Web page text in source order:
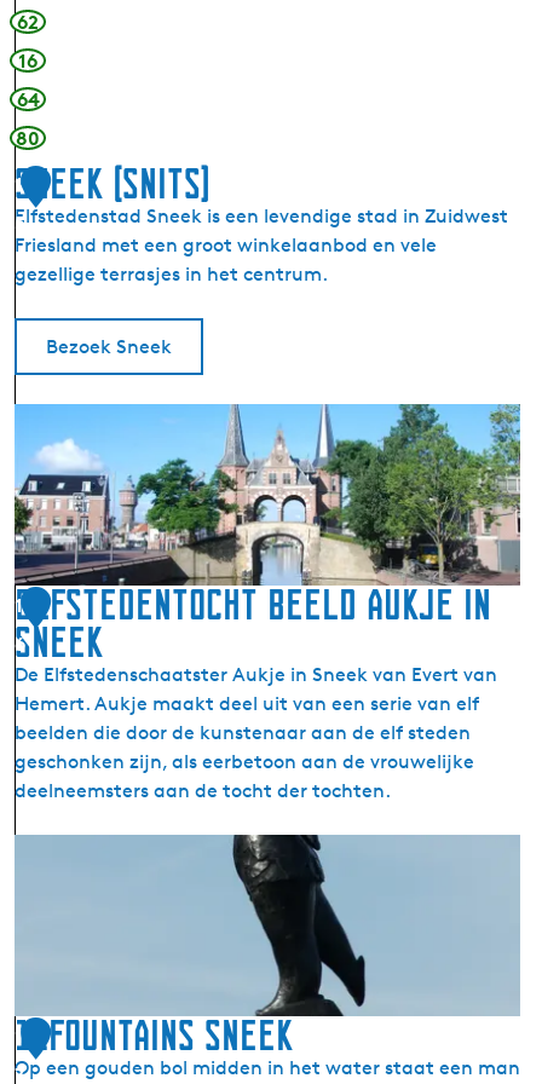
n
W
a
l
l
o
f
-
F
62
16
64
80
1
5
Sneek (Snits)
Elfstedenstad Sneek is een levendige stad in Zuidwest
Friesland met een groot winkelaanbod en vele
gezellige terrasjes in het centrum.
Bezoek Sneek
e
k
(
S
n
i
t
s
)
1
6
Elfstedentocht beeld Aukje in
Sneek
De Elfstedenschaatster Aukje in Sneek van Evert van
Hemert. Aukje maakt deel uit van een serie van elf
beelden die door de kunstenaar aan de elf steden
geschonken zijn, als eerbetoon aan de vrouwelijke
deelneemsters aan de tocht der tochten.
d
e
1
7
11fountains Sneek
Op een gouden bol midden in het water staat een man